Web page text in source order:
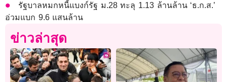
รัฐบาลหมกหนี้แบงก์รัฐ ม.28 ทะลุ 1.13 ล้านล้าน ‘ธ.ก.ส.’
อ่วมแบก 9.6 แสนล้าน
ข่าวล่าสุด